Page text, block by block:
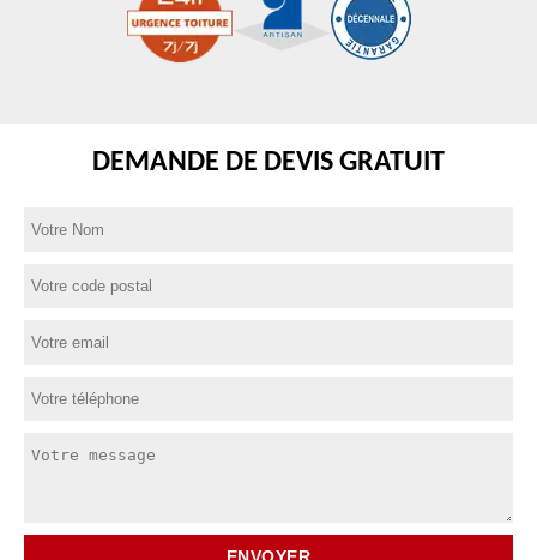
DEMANDE DE DEVIS GRATUIT